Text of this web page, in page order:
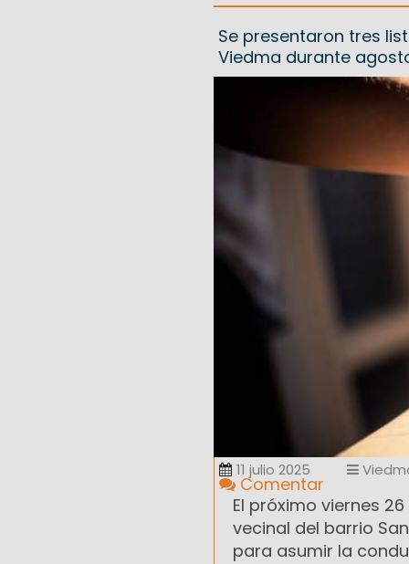
Se presentaron tres
Viedma durante
11 julio 2025
Comentar
El próximo viernes
vecinal del barrio
para asumir la